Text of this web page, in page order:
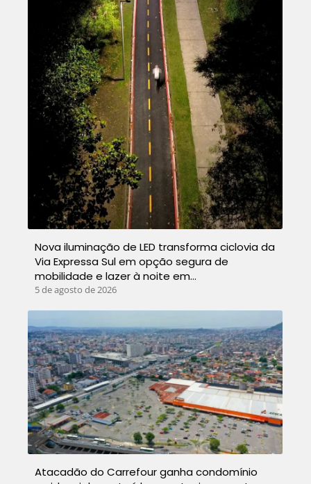
Nova iluminação de LED transforma ciclovia da
Via Expressa Sul em opção segura de
mobilidade e lazer à noite em…
5 de agosto de 2026
Atacadão do Carrefour ganha condomínio